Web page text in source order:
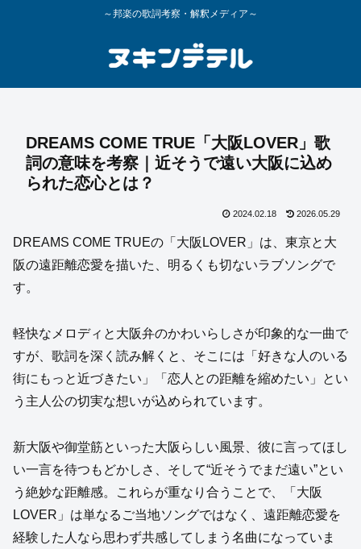
～邦楽の歌詞考察・解釈メディア～
DREAMS COME TRUE「大阪LOVER」歌
詞の意味を考察｜近そうで遠い大阪に込め
られた恋心とは？
2024.02.18 2026.05.29
DREAMS COME TRUEの「大阪LOVER」は、東京と大
阪の遠距離恋愛を描いた、明るくも切ないラブソングで
す。
軽快なメロディと大阪弁のかわいらしさが印象的な一曲で
すが、歌詞を深く読み解くと、そこには「好きな人のいる
街にもっと近づきたい」「恋人との距離を縮めたい」とい
う主人公の切実な想いが込められています。
新大阪や御堂筋といった大阪らしい風景、彼に言ってほし
い一言を待つもどかしさ、そして“近そうでまだ遠い”とい
う絶妙な距離感。これらが重なり合うことで、「大阪
LOVER」は単なるご当地ソングではなく、遠距離恋愛を
経験した人なら思わず共感してしまう名曲になっていま